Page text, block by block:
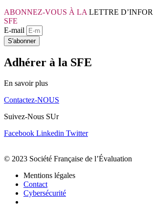
ABONNEZ-VOUS À LA LETTRE
SFE
E-mail
S'abonner
Adhérer à la SFE
En savoir plus
Contactez-NOUS
Suivez-Nous SUr
Facebook Linkedin Twitter
© 2023 Société Française de l’Évaluation
Mentions légales
Contact
Cybersécurité